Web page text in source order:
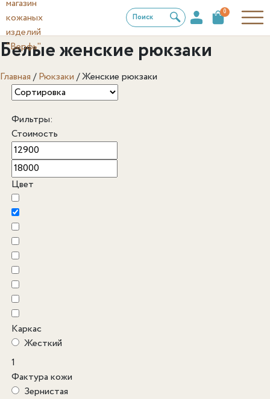
Поиск
0
Белые женские рюкзаки
Главная /Рюкзаки /Женские рюкзаки
Фильтры:
Стоимость
Цвет
Каркас
Жесткий
1
Фактура кожи
Зернистая